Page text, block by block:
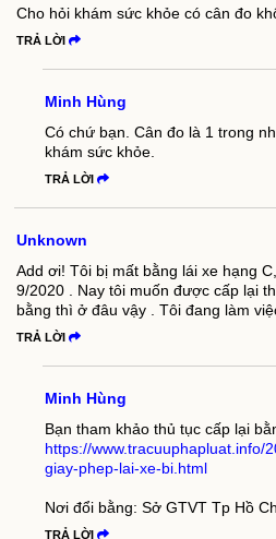
Cho hỏi khám sức khỏe có cân đo
TRẢ LỜI
Minh Hùng
Có chứ bạn. Cân đo là 1 trong
khám sức khỏe.
TRẢ LỜI
Unknown
Add ơi! Tôi bị mất bằng lái xe hạng
9/2020 . Nay tôi muốn được cấp lại
bằng thì ở đâu vậy . Tôi đang làm
TRẢ LỜI
Minh Hùng
Bạn tham khảo thủ tục cấp lại
https://www.tracuuphapluat.info/
giay-phep-lai-xe-bi.html
Nơi đổi bằng: Sở GTVT Tp Hồ
TRẢ LỜI